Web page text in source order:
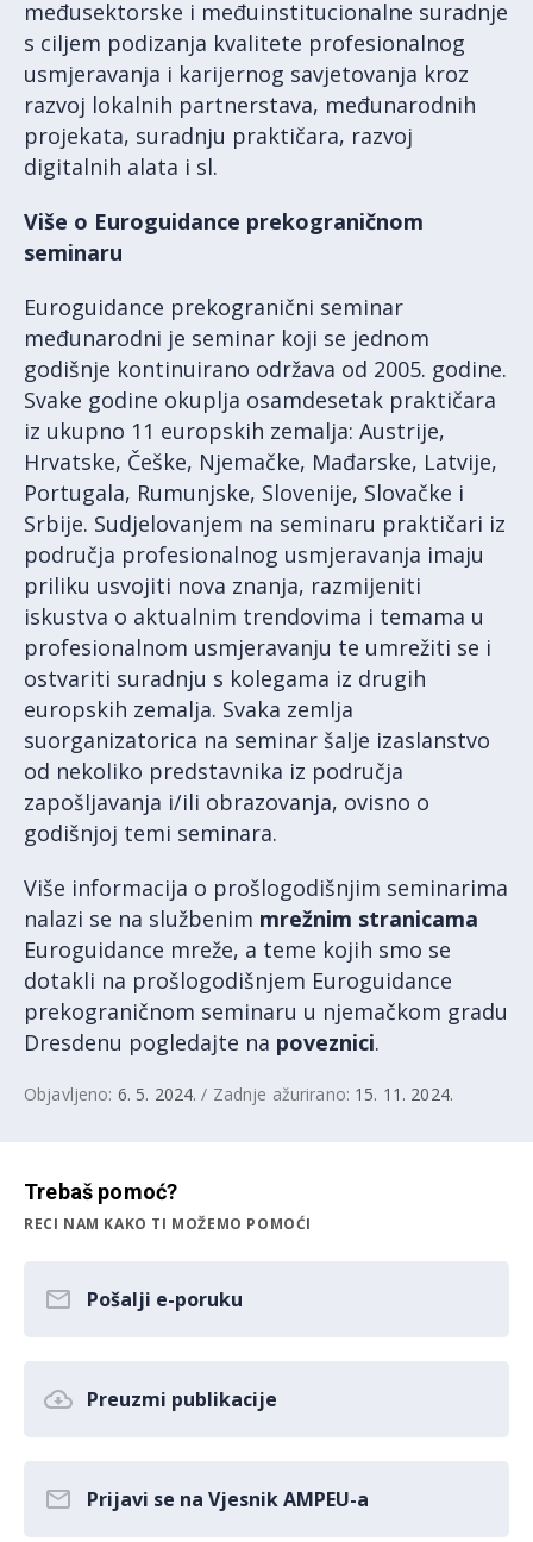
međusektorske i međuinstitucionalne suradnje
s ciljem podizanja kvalitete profesionalnog
usmjeravanja i karijernog savjetovanja kroz
razvoj lokalnih partnerstava, međunarodnih
projekata, suradnju praktičara, razvoj
digitalnih alata i sl.
Više o Euroguidance prekograničnom
seminaru
Euroguidance prekogranični seminar
međunarodni je seminar koji se jednom
godišnje kontinuirano održava od 2005. godine.
Svake godine okuplja osamdesetak praktičara
iz ukupno 11 europskih zemalja: Austrije,
Hrvatske, Češke, Njemačke, Mađarske, Latvije,
Portugala, Rumunjske, Slovenije, Slovačke i
Srbije. Sudjelovanjem na seminaru praktičari iz
područja profesionalnog usmjeravanja imaju
priliku usvojiti nova znanja, razmijeniti
iskustva o aktualnim trendovima i temama u
profesionalnom usmjeravanju te umrežiti se i
ostvariti suradnju s kolegama iz drugih
europskih zemalja. Svaka zemlja
suorganizatorica na seminar šalje izaslanstvo
od nekoliko predstavnika iz područja
zapošljavanja i/ili obrazovanja, ovisno o
godišnjoj temi seminara.
Više informacija o prošlogodišnjim seminarima
nalazi se na službenim mrežnim stranicama
Euroguidance mreže, a teme kojih smo se
dotakli na prošlogodišnjem Euroguidance
prekograničnom seminaru u njemačkom gradu
Dresdenu pogledajte na poveznici.
Objavljeno: 6. 5. 2024. / Zadnje ažurirano: 15. 11. 2024.
Trebaš pomoć?
RECI NAM KAKO TI MOŽEMO POMOĆI
Pošalji e-poruku
Preuzmi publikacije
Prijavi se na Vjesnik AMPEU-a